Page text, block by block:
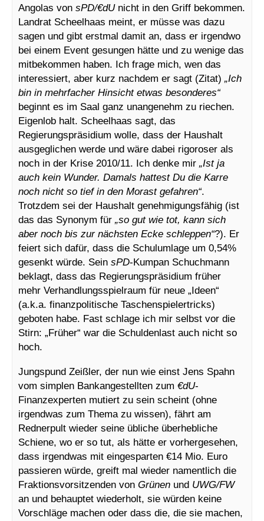
Angolas von sPD/€dUnicht in den Griff bekommen.
Landrat Scheelhaas meint, er müsse was dazu
sagen und gibt erstmal damit an, dass er irgendwo
bei einem Event gesungen hätte und zu wenige das
mitbekommen haben. Ich frage mich, wen das
interessiert, aber kurz nachdem er sagt (Zitat) „Ich
bin in mehrfacher Hinsicht etwas besonderes“
beginnt es im Saal ganz unangenehm zu riechen.
Eigenlob halt. Scheelhaas sagt, das
Regierungspräsidium wolle, dass der Haushalt
ausgeglichen werde und wäre dabei rigoroser als
noch in der Krise 2010/11. Ich denke mir „Ist ja
auch kein Wunder. Damals hattest Du die Karre
noch nicht so tief in den Morast gefahren“.
Trotzdem sei der Haushalt genehmigungsfähig (ist
das das Synonym für „so gut wie tot, kann sich
aber noch bis zur nächsten Ecke schleppen“?). Er
feiert sich dafür, dass die Schulumlage um 0,54%
gesenkt würde. Sein sPD-Kumpan Schuchmann
beklagt, dass das Regierungspräsidium früher
mehr Verhandlungsspielraum für neue „Ideen“
(a.k.a. finanzpolitische Taschenspielertricks)
geboten habe. Fast schlage ich mir selbst vor die
Stirn: „Früher“ war die Schuldenlast auch nicht so
hoch.
Jungspund Zeißler, der nun wie einst Jens Spahn
vom simplen Bankangestellten zum €dU-
Finanzexperten mutiert zu sein scheint (ohne
irgendwas zum Thema zu wissen), fährt am
Rednerpult wieder seine übliche überhebliche
Schiene, wo er so tut, als hätte er vorhergesehen,
dass irgendwas mit eingesparten €14 Mio. Euro
passieren würde, greift mal wieder namentlich die
Fraktionsvorsitzenden von Grünen und UWG/FW
an und behauptet wiederholt, sie würden keine
Vorschläge machen oder dass die, die sie machen,